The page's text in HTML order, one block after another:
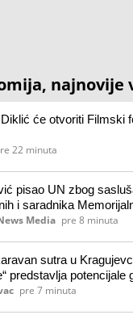
najnovije
će otvoriti Filmski
22 minuta
pisao UN zbog
i saradnika
Media pre 8 minuta
sutra u
predstavlja potencijale
pre 7 minuta